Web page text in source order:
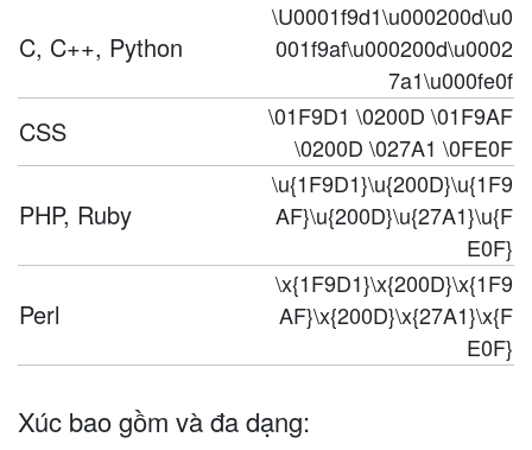
C, C++, Python
\U0001f9d1\u000200d\u0
001f9af\u000200d\u0002
7a1\u000fe0f
CSS
\01F9D1 \0200D \01F9AF
\0200D \027A1 \0FE0F
PHP, Ruby
\u{1F9D1}\u{200D}\u{1F9
AF}\u{200D}\u{27A1}\u{F
E0F}
Perl
\x{1F9D1}\x{200D}\x{1F9
AF}\x{200D}\x{27A1}\x{F
E0F}
Xúc bao gồm và đa dạng: